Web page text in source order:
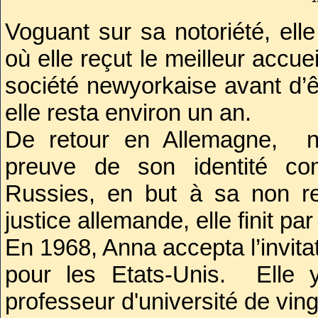
Voguant sur sa notoriété,
où elle reçut le meilleur
société newyorkaise avant
elle resta environ un an.
De retour en Allemagne,
preuve de son identité
Russies, en but à sa non
justice allemande, elle finit
En 1968, Anna accepta
pour les Etats-Unis. Elle
professeur d'université de
probablement de
ouvrière polonaise